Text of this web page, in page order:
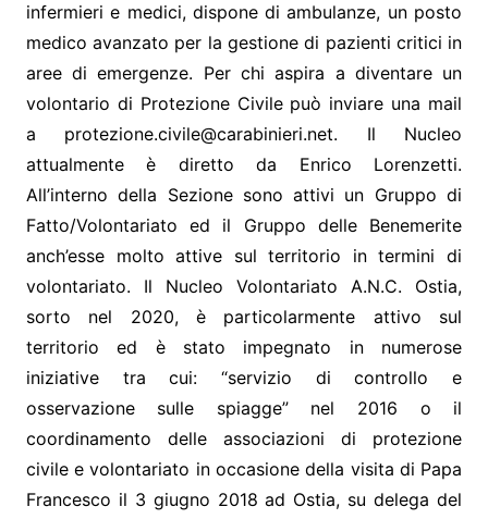
infermieri e medici, dispone di ambulanze, un posto
medico avanzato per la gestione di pazienti critici in
aree di emergenze. Per chi aspira a diventare un
volontario di Protezione Civile può inviare una mail
a protezione.civile@carabinieri.net. Il Nucleo
attualmente è diretto da Enrico Lorenzetti.
All’interno della Sezione sono attivi un Gruppo di
Fatto/Volontariato ed il Gruppo delle Benemerite
anch’esse molto attive sul territorio in termini di
volontariato. Il Nucleo Volontariato A.N.C. Ostia,
sorto nel 2020, è particolarmente attivo sul
territorio ed è stato impegnato in numerose
iniziative tra cui: “servizio di controllo e
osservazione sulle spiagge” nel 2016 o il
coordinamento delle associazioni di protezione
civile e volontariato in occasione della visita di Papa
Francesco il 3 giugno 2018 ad Ostia, su delega del